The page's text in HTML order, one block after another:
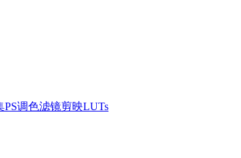
调色滤镜剪映LUTs